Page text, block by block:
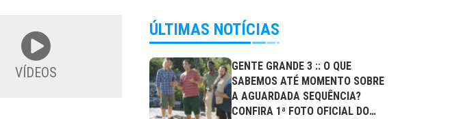
VÍDEOS
ÚLTIMAS NOTÍCIAS
GENTE GRANDE 3 :: O QUE
SABEMOS ATÉ MOMENTO SOBRE
A AGUARDADA SEQUÊNCIA?
CONFIRA 1ª FOTO OFICIAL DO